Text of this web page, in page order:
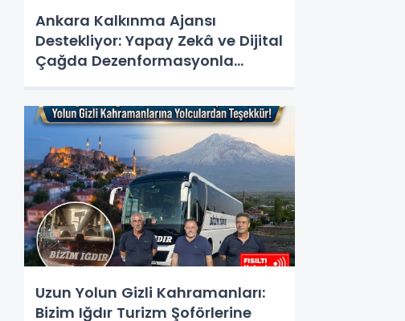
Ankara Kalkınma Ajansı
Destekliyor: Yapay Zekâ ve Dijital
Çağda Dezenformasyonla
Uzun Yolun Gizli Kahramanları:
Bizim Iğdır Turizm Şoförlerine